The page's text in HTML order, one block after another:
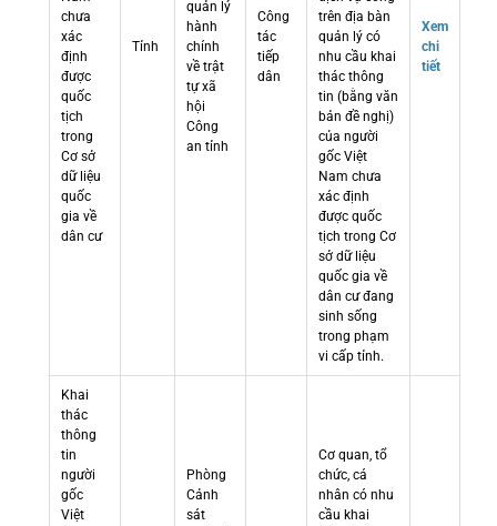
chưa
xác
định
được
quốc
tịch
trong
Cơ sở
dữ liệu
quốc
gia về
dân cư
Tỉnh
quản lý
hành
chính
về trật
tự xã
hội
Công
an tỉnh
Công
tác
tiếp
dân
trên địa bàn
quản lý có
nhu cầu khai
thác thông
tin (bằng văn
bản đề nghị)
của người
gốc Việt
Nam chưa
xác định
được quốc
tịch trong Cơ
sở dữ liệu
quốc gia về
dân cư đang
sinh sống
trong phạm
vi cấp tỉnh.
Xem
chi
tiết
Khai
thác
thông
tin
người
gốc
Việt
Phòng
Cảnh
sát
Cơ quan, tổ
chức, cá
nhân có nhu
cầu khai